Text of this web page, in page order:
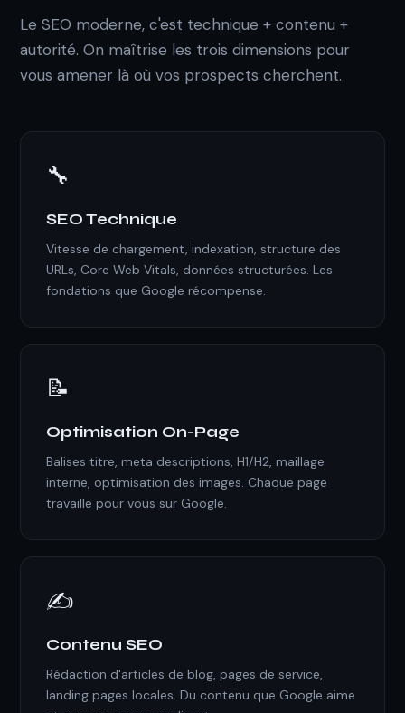
Le SEO moderne, c'est technique + contenu +
autorité. On maîtrise les trois dimensions pour
vous amener là où vos prospects cherchent.
🔧
SEO Technique
Vitesse de chargement, indexation, structure des
URLs, Core Web Vitals, données structurées. Les
fondations que Google récompense.
📝
Optimisation On-Page
Balises titre, meta descriptions, H1/H2, maillage
interne, optimisation des images. Chaque page
travaille pour vous sur Google.
✍️
Contenu SEO
Rédaction d'articles de blog, pages de service,
landing pages locales. Du contenu que Google aime